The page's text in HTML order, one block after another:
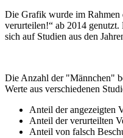
Die Grafik wurde im Rahmen
verurteilen!“ ab 2014
sich auf Studien aus den
Die Anzahl der "Männchen"
Werte aus verschiedenen
Anteil der angezeigten
Anteil der verurteilten
Anteil von falsch